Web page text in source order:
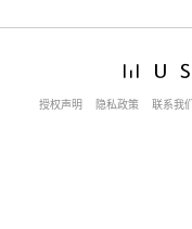
授权声明 隐私政策 联系我们